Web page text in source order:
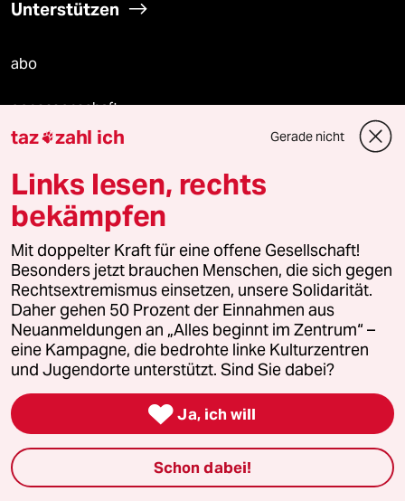
Unterstützen
abo
genossenschaft
recherchefonds ausland
panterstiftung
panterpreis 2026
Podcast
bundestalk
fernverbindung
taz zahl ich Gerade nicht
Links lesen, rechts
bekämpfen
Mit doppelter Kraft für eine offene Gesellschaft!
Besonders jetzt brauchen Menschen, die sich gegen
Rechtsextremismus einsetzen, unsere Solidarität.
Daher gehen 50 Prozent der Einnahmen aus
Neuanmeldungen an „Alles beginnt im Zentrum“ –
eine Kampagne, die bedrohte linke Kulturzentren
und Jugendorte unterstützt. Sind Sie dabei?
 Ja, ich will
Schon dabei!